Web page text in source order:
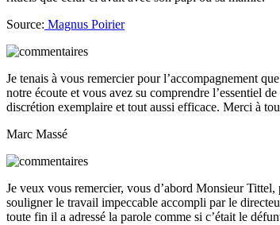
Source: Magnus Poirier
Je tenais à vous remercier pour l’accompagnement
notre écoute et vous avez su comprendre l’essentiel
discrétion exemplaire et tout aussi efficace. Merci à
Marc Massé
Je veux vous remercier, vous d’abord Monsieur
souligner le travail impeccable accompli par le
toute fin il a adressé la parole comme si c’était le